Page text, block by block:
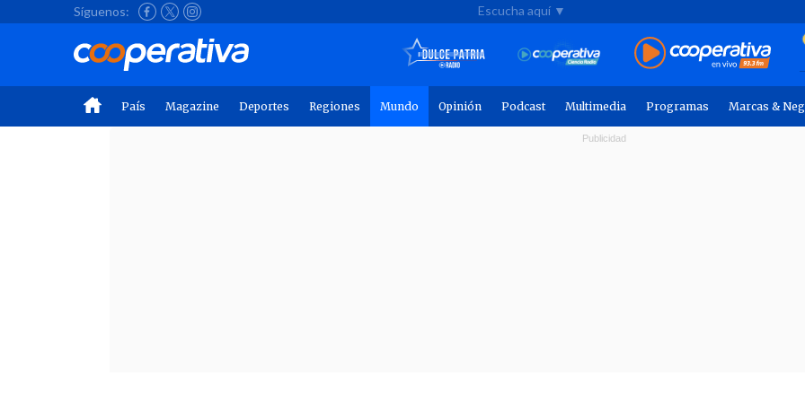
Síguenos: Escucha aquí ▼
País Magazine Deportes Regiones Mundo Opinión Podcast Multimedia Programas Marcas &